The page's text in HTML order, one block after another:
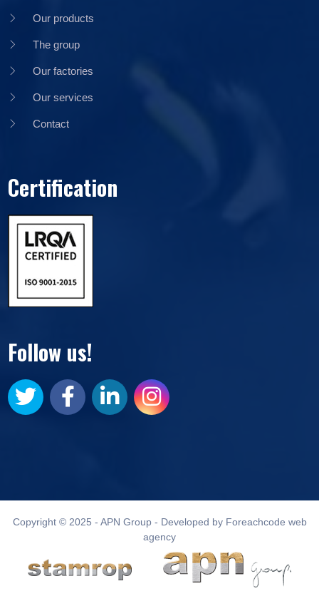
Our products
The group
Our factories
Our services
Contact
Certification
Follow us!
Copyright © 2025 - APN Group - Developed by Foreachcode web
agency